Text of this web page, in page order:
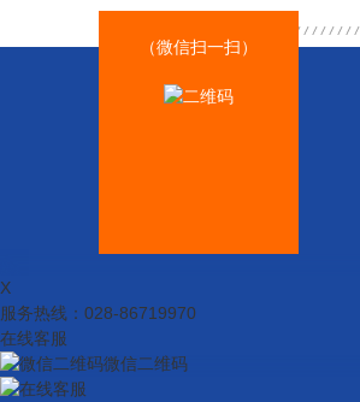
（微信扫一扫）
X
服务热线： 028-86719970
在线客服
微信二维码